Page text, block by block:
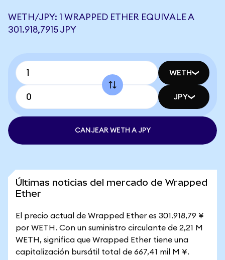
WETH/JPY: 1 WRAPPED ETHER EQUIVALE A
301.918,7915 JPY
WETH
JPY
CANJEAR WETH A JPY
Últimas noticias del mercado de Wrapped
Ether
El precio actual de Wrapped Ether es 301.918,79 ¥
por WETH. Con un suministro circulante de 2,21 M
WETH, significa que Wrapped Ether tiene una
capitalización bursátil total de 667,41 mil M ¥.